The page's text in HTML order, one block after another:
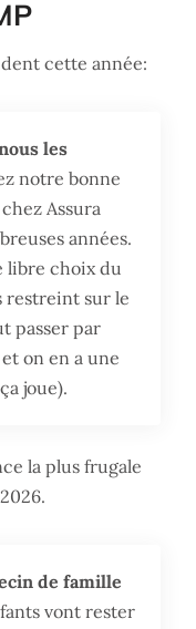
cette année:
les
notre bonne
Assura
années.
libre choix du
restreint sur le
passer par
on en a une
joue).
la plus frugale
de famille
vont rester